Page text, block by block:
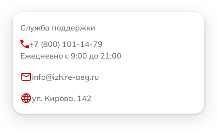
Служба поддержки
+7 (800) 101-14-79
Ежедневно с 9:00 до 21:00
info@izh.re-aeg.ru
ул. Кирова, 142